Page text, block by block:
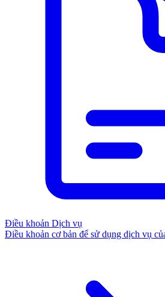
Điều khoản Dịch vụ
Điều khoản cơ bản để sử dụng dịch vụ